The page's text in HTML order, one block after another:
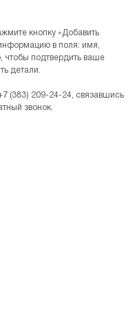
кнопку «Добавить
в поля: имя,
чтобы подтвердить ваше
детали.
(383) 209-24-24, связавшись
звонок.